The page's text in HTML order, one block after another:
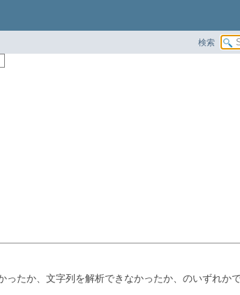
検索
たか、文字列を解析できなかったか、のいずれかで